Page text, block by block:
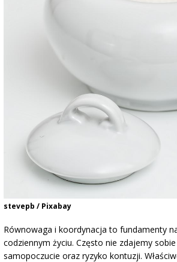
stevepb / Pixabay
Równowaga i koordynacja to fundamenty
codziennym życiu. Często nie zdajemy
samopoczucie oraz ryzyko kontuzji.